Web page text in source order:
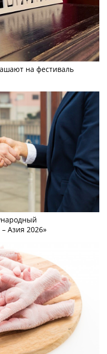
на фестиваль
Азия 2026»